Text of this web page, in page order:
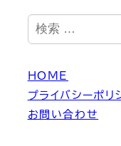
検
索
HOME
プライバシーポリ
お問い合わせ